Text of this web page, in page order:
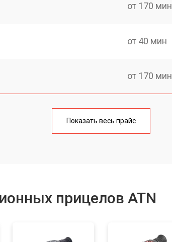
от 170 мин
от 40 мин
от 170 мин
от 70 мин
Показать весь прайс
прицелов ATN